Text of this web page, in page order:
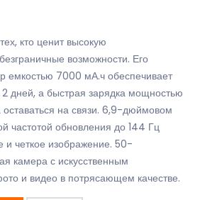
кто ценит высокую
возможности. Его
емкостью 7000 мА.ч обеспечивает
дней, а быстрая зарядка мощностью
оставаться на связи. 6,9-дюймовом
частотой обновления до 144 Гц
и четкое изображение. 50-
камера с искусственным
и видео в потрясающем качестве.